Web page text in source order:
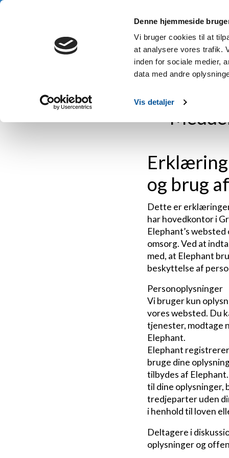
Denne hjemmeside
Vi bruger cookies til at
at analysere vores trafik.
inden for sociale medier,
data med andre
Vis detaljer
og brug
Dette er
har hovedkontor i
Elephant’s
omsorg. Ved at
med, at Elephant
beskyttelse af
Personoplysninger
Vi bruger kun
vores websted. Du
tjenester, modtage
Elephant.
Elephant
bruge dine
tilbydes af
til dine oplysninger,
tredjeparter uden
i henhold til loven
Deltagere i
oplysninger og